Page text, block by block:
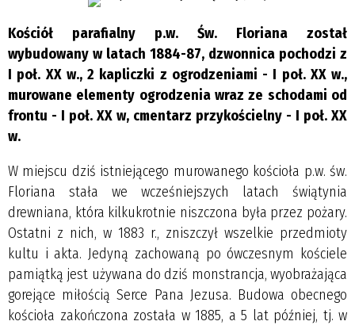
Kościół parafialny p.w. Św. Floriana został
wybudowany w latach 1884-87, dzwonnica pochodzi z
I poł. XX w., 2 kapliczki z ogrodzeniami - I poł. XX w.,
murowane elementy ogrodzenia wraz ze schodami od
frontu - I poł. XX w, cmentarz przykościelny - I poł. XX
w.
W miejscu dziś istniejącego murowanego kościoła p.w. św.
Floriana stała we wcześniejszych latach świątynia
drewniana, która kilkukrotnie niszczona była przez pożary.
Ostatni z nich, w 1883 r., zniszczył wszelkie przedmioty
kultu i akta. Jedyną zachowaną po ówczesnym kościele
pamiątką jest używana do dziś monstrancja, wyobrażająca
gorejące miłością Serce Pana Jezusa. Budowa obecnego
kościoła zakończona została w 1885, a 5 lat później, tj. w